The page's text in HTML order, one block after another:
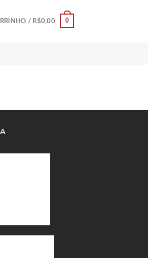
/ R$0,00 0